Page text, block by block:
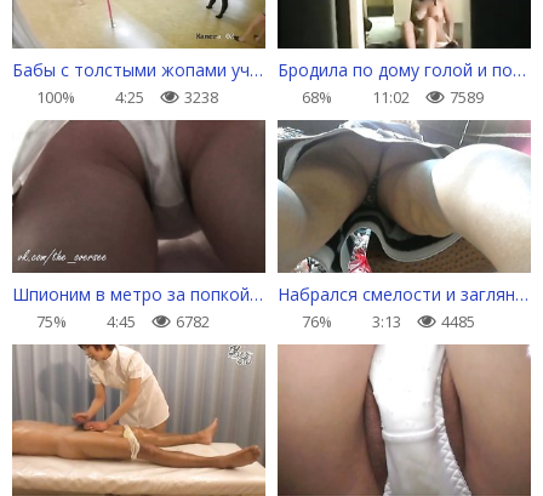
Бабы с толстыми жопами учатся танцевать стриптиз
100% 4:25 3238
Бродила по дому голой и попалась на камеру
68% 11:02 7589
Шпионим в метро за попкой в белых трусиках
75% 4:45 6782
Набрался смелости и заглянул девахам под платья
76% 3:13 4485